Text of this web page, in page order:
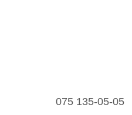
075 135-05-05